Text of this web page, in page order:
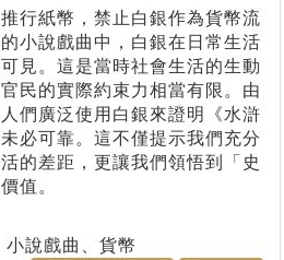
行紙幣，禁止白銀作為貨幣流
小說戲曲中，白銀在日常生活
見。這是當時社會生活的生動
民的實際約束力相當有限。由
們廣泛使用白銀來證明《水滸
必可靠。這不僅提示我們充分
的差距，更讓我們領悟到「史
值。
小說戲曲、貨幣